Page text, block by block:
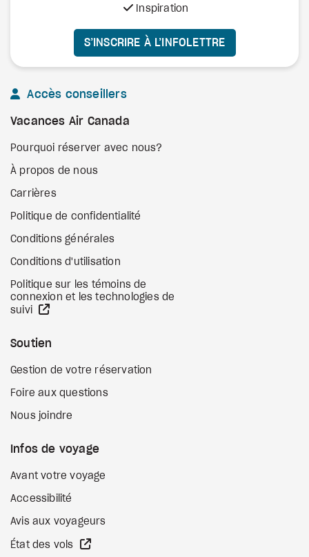
Inspiration
S’INSCRIRE À L’INFOLETTRE
Accès conseillers
Vacances Air Canada
Pourquoi réserver avec nous?
À propos de nous
Carrières
Politique de confidentialité
Conditions générales
Conditions d'utilisation
Politique sur les témoins de
connexion et les technologies de
suivi
Soutien
Gestion de votre réservation
Foire aux questions
Nous joindre
Infos de voyage
Avant votre voyage
Accessibilité
Avis aux voyageurs
État des vols